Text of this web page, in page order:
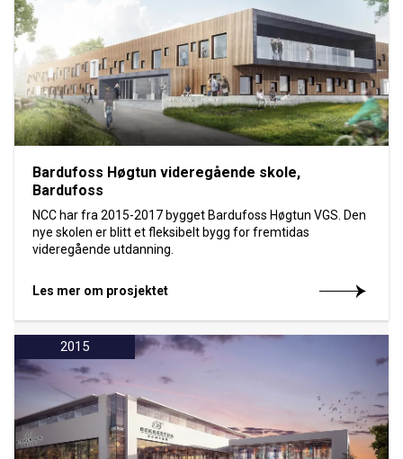
Bardufoss Høgtun videregående skole,
Bardufoss
NCC har fra 2015-2017 bygget Bardufoss Høgtun VGS. Den
nye skolen er blitt et fleksibelt bygg for fremtidas
videregående utdanning.
Les mer om prosjektet
2015